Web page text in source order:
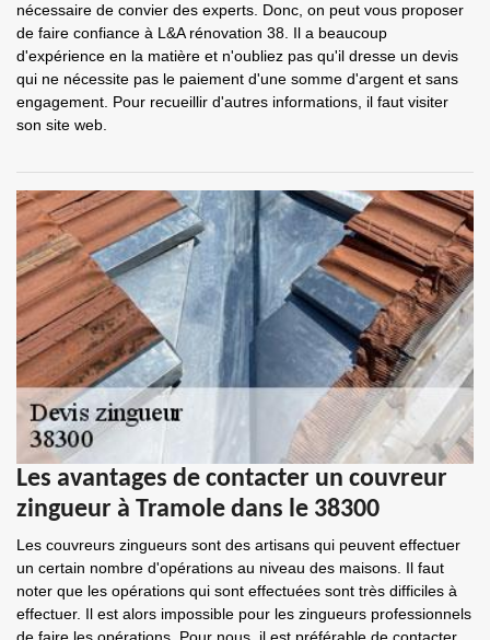
nécessaire de convier des experts. Donc, on peut vous proposer
de faire confiance à L&A rénovation 38. Il a beaucoup
d'expérience en la matière et n'oubliez pas qu'il dresse un devis
qui ne nécessite pas le paiement d'une somme d'argent et sans
engagement. Pour recueillir d'autres informations, il faut visiter
son site web.
Les avantages de contacter un couvreur
zingueur à Tramole dans le 38300
Les couvreurs zingueurs sont des artisans qui peuvent effectuer
un certain nombre d'opérations au niveau des maisons. Il faut
noter que les opérations qui sont effectuées sont très difficiles à
effectuer. Il est alors impossible pour les zingueurs professionnels